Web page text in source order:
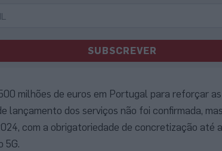
SUBSCREVER
milhões de euros em Portugal para reforçar as
lançamento dos serviços não foi confirmada,
com a obrigatoriedade de concretização até
5G.